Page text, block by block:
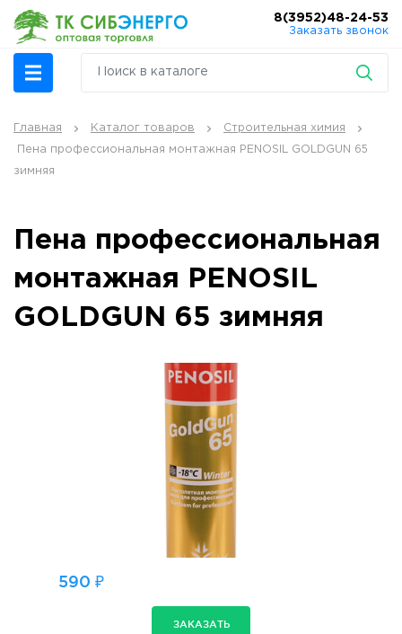
8(3952)48-24-53
Заказать звонок
Главная Каталог товаров Строительная химия
Пена профессиональная монтажная PENOSIL GOLDGUN 65
зимняя
Пена профессиональная
монтажная PENOSIL
GOLDGUN 65 зимняя
590 ₽
ЗАКАЗАТЬ